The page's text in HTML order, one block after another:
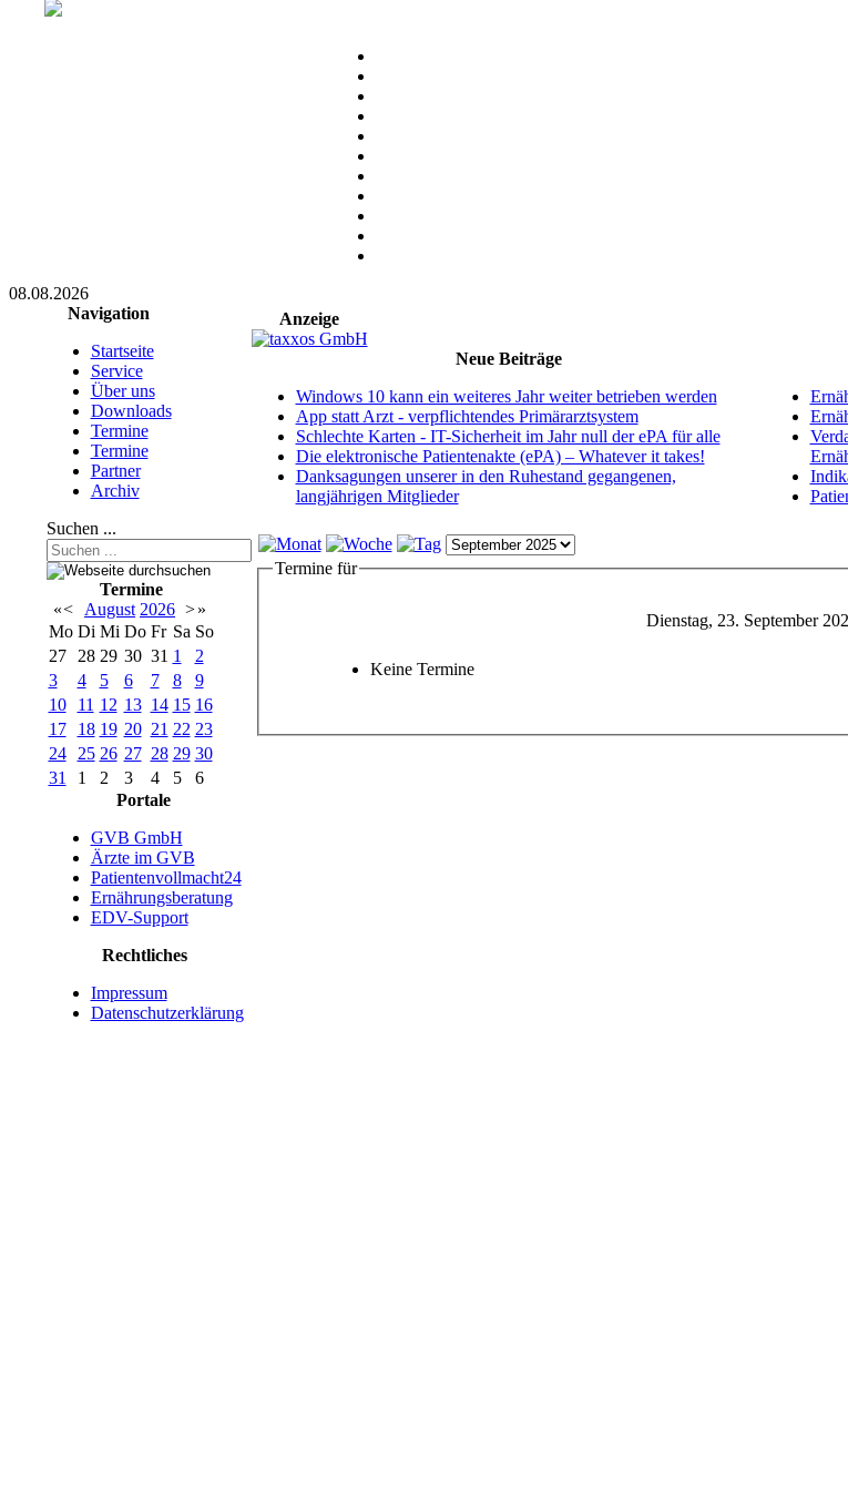
08.08.2026
Navigation
Startseite
Service
Über uns
Downloads
Termine
Termine
Partner
Archiv
Suchen ...
Termine
«< August 2026 >»
Mo Di Mi Do Fr Sa So
27
28 29 30 31 1
2
3
4 5 6 7 8
9
10
11 12 13 14 15 16
17
18 19 20 21 22 23
24
25 26 27 28 29 30
31
1 2 3 4 5
6
Portale
GVB GmbH
Ärzte im GVB
Patientenvollmacht24
Ernährungsberatung
EDV-Support
Rechtliches
Impressum
Datenschutzerklärung
Anzeige
Neue Beiträge
Windows 10 kann ein weiteres Jahr weiter betrieben werden
App statt Arzt - verpflichtendes Primärarztsystem
Schlechte Karten - IT-Sicherheit im Jahr null der ePA für alle
Die elektronische Patientenakte (ePA) – Whatever it takes!
Danksagungen unserer in den Ruhestand gegangenen,
langjährigen Mitglieder
Termine für
Dienstag, 23. September
Keine Termine